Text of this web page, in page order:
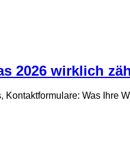
2026 wirklich
Was Ihre